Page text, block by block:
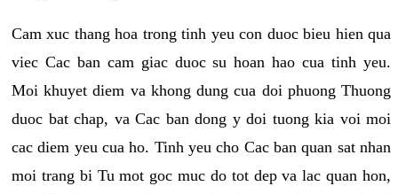
Cam xuc thang hoa trong tinh yeu con duoc bieu hien qua
viec Cac ban cam giac duoc su hoan hao cua tinh yeu.
Moi khuyet diem va khong dung cua doi phuong Thuong
duoc bat chap, va Cac ban dong y doi tuong kia voi moi
cac diem yeu cua ho. Tinh yeu cho Cac ban quan sat nhan
moi trang bi Tu mot goc muc do tot dep va lac quan hon,